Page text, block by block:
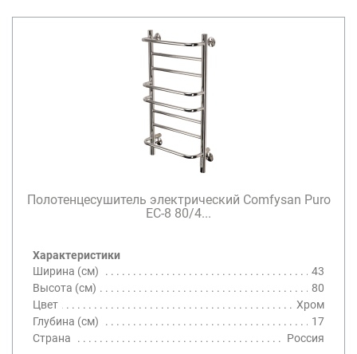
Полотенцесушитель электрический Comfysan Puro
EC-8 80/4...
Характеристики
Ширина (см)
43
Высота (см)
80
Цвет
Хром
Глубина (см)
17
Страна
Россия